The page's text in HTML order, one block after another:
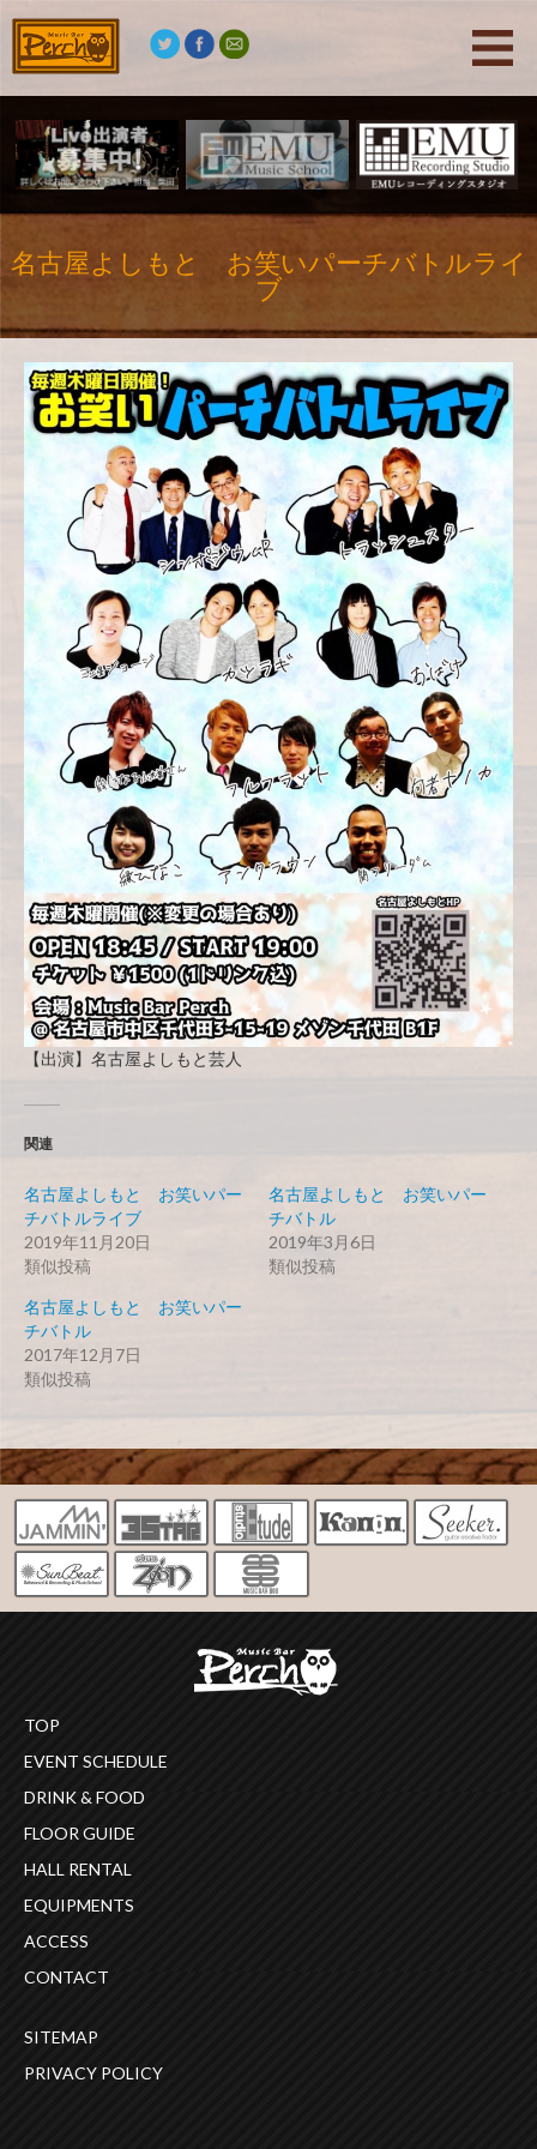
名古屋よしもと お笑いパーチバトルライ
ブ
【出演】名古屋よしもと芸人
関連
名古屋よしもと お笑いパー
チバトルライブ
2019年11月20日
類似投稿
名古屋よしもと お笑いパー
チバトル
2019年3月6日
類似投稿
名古屋よしもと お笑いパー
チバトル
2017年12月7日
類似投稿
TOP
EVENT SCHEDULE
DRINK & FOOD
FLOOR GUIDE
HALL RENTAL
EQUIPMENTS
ACCESS
CONTACT
SITEMAP
PRIVACY POLICY